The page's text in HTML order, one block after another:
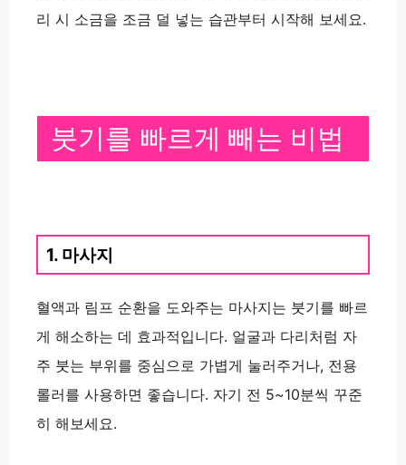
리 시 소금을 조금 덜 넣는 습관부터 시작해 보세요.
붓기를 빠르게 빼는 비법
1. 마사지
혈액과 림프 순환을 도와주는 마사지는 붓기를 빠르
게 해소하는 데 효과적입니다. 얼굴과 다리처럼 자
주 붓는 부위를 중심으로 가볍게 눌러주거나, 전용
롤러를 사용하면 좋습니다. 자기 전 5~10분씩 꾸준
히 해보세요.